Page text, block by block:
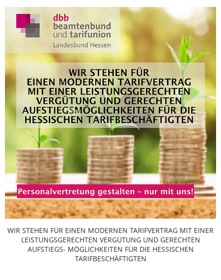
WIR STEHEN FÜR EINEN MODERNEN TARIFVERTRAG MIT EINER
LEISTUNGSGERECHTEN VERGÜTUNG UND GERECHTEN
AUFSTIEGS- MÖGLICHKEITEN FÜR DIE HESSISCHEN
TARIFBESCHÄFTIGTEN